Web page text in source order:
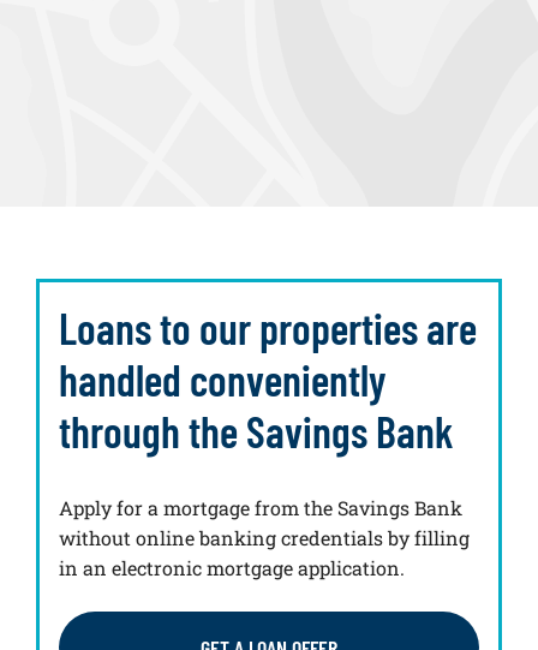
Loans to our properties are
handled conveniently
through the Savings Bank
Apply for a mortgage from the Savings Bank
without online banking credentials by filling
in an electronic mortgage application.